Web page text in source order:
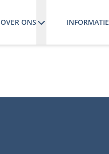
OVER ONS INFORMATIE